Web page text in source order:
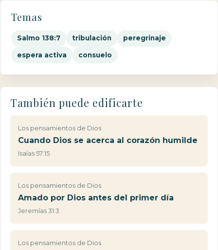
Temas
Salmo 138:7 tribulación peregrinaje
espera activa consuelo
También puede edificarte
Los pensamientos de Dios
Cuando Dios se acerca al corazón humilde
Isaías 57:15
Los pensamientos de Dios
Amado por Dios antes del primer día
Jeremías 31:3
Los pensamientos de Dios